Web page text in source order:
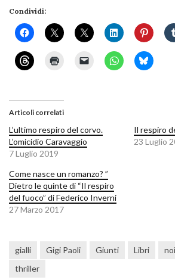
Condividi:
Articoli correlati
L’ultimo respiro del corvo.
L’omicidio Caravaggio
7 Luglio 2019
Il respiro
23 Luglio
Come nasce un romanzo? ”
Dietro le quinte di “Il respiro
del fuoco” di Federico Inverni
27 Marzo 2017
gialli Gigi Paoli Giunti Libri
thriller